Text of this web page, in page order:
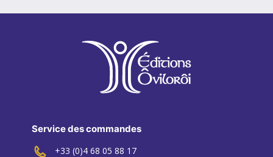
Service des commandes
+33 (0)4 68 05 88 17